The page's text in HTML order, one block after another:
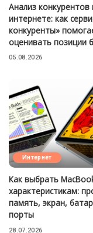
Анализ конкурентов
интернете: как
конкуренты»
оценивать позиции
05.08.2026
Интернет
Как выбрать
характеристикам:
память, экран,
порты
28.07.2026